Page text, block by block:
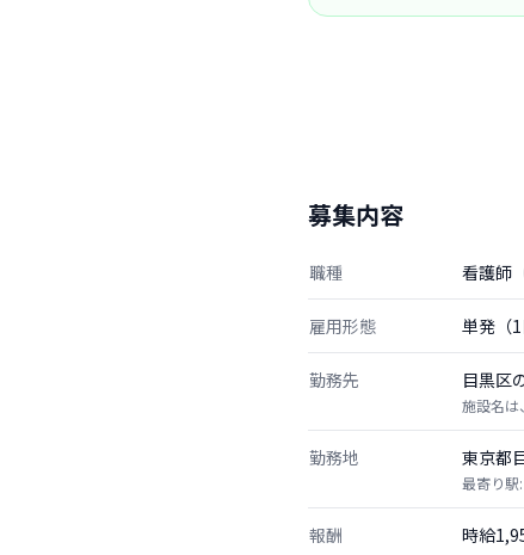
募集内容
職種 看護師
雇用形態 単発（
勤務先 目黒区
施設名は
勤務地 東京都
最寄り駅
報酬 時給